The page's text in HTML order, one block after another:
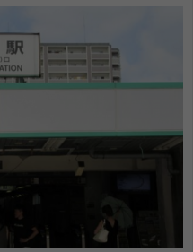
の口コミ・評判